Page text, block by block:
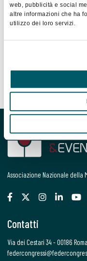
web, pubblicità e social
altre informazioni che ha
utilizzo dei loro servizi.
Associazione Nazionale della
Contatti
Via dei Cestari 34 - 00186 Roma